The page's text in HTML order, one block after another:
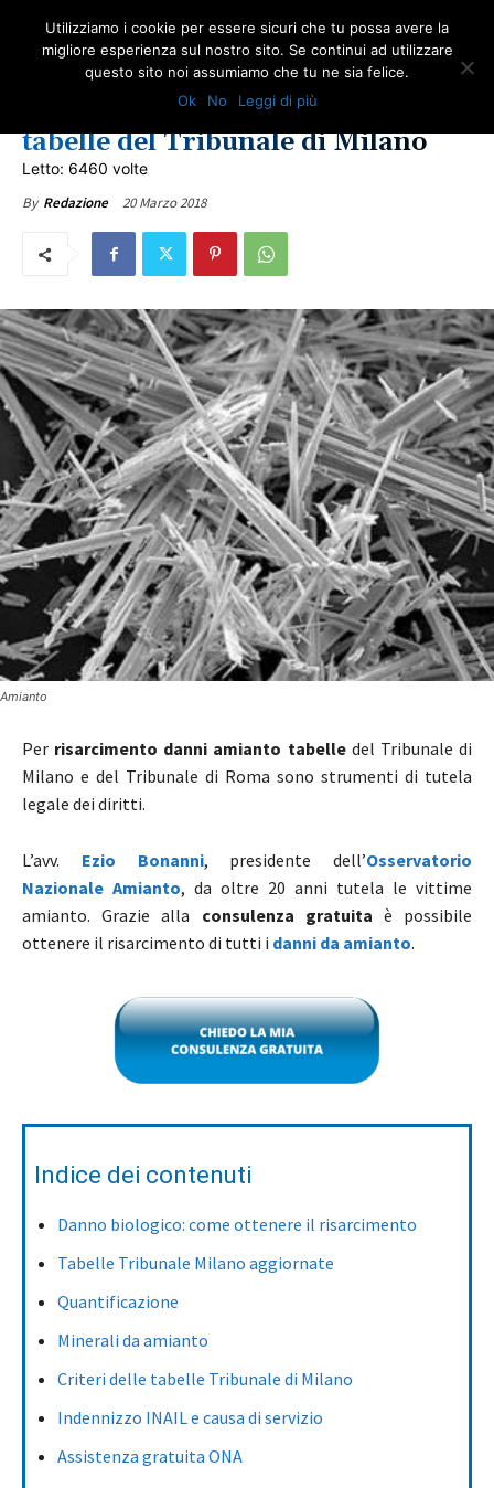
NEWS AMIANTO
Risarcimento danni amianto
tabelle del Tribunale di Milano
Letto: 6460 volte
By Redazione 20 Marzo 2018
Amianto
Per risarcimento danni amianto tabelledel Tribunale di
Milano e del Tribunale di Roma sono strumenti di tutela
legale dei diritti.
L’avv. Ezio Bonanni, presidente dell’Osservatorio
Nazionale Amianto, da oltre 20 anni tutela le vittime
amianto. Grazie alla consulenza gratuita è possibile
ottenere il risarcimento di tutti i danni da amianto.
Indice dei contenuti
Danno biologico: come ottenere il risarcimento
Tabelle Tribunale Milano aggiornate
Quantificazione
Minerali da amianto
Criteri delle tabelle Tribunale di Milano
Indennizzo INAIL e causa di servizio
Assistenza gratuita ONA
Utilizziamo i cookie per essere sicuri che tu possa avere la
migliore esperienza sul nostro sito. Se continui ad utilizzare
questo sito noi assumiamo che tu ne sia felice.
Ok
No Leggi di più